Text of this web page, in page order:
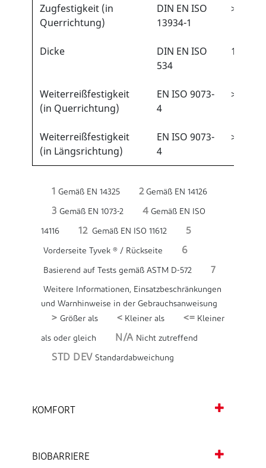
Zugfestigkeit (in
Querrichtung)
DIN EN ISO
13934-1
>60 N
Dicke
DIN EN ISO
534
150 µm
Weiterreißfestigkeit
(in Querrichtung)
EN ISO 9073-
4
>10 N
Weiterreißfestigkeit
(in Längsrichtung)
EN ISO 9073-
4
>10 N
1 Gemäß EN 14325 2Gemäß EN 14126
3 Gemäß EN 1073-2 4 Gemäß EN ISO
14116 12Gemäß EN ISO 11612 5
Vorderseite Tyvek ® / Rückseite 6
Basierend auf Tests gemäß ASTM D-572 7
Weitere Informationen, Einsatzbeschränkungen
und Warnhinweise in der Gebrauchsanweisung
> Größer als < Kleiner als <= Kleiner
als oder gleich N/A Nicht zutreffend
STD DEV Standardabweichung
KOMFORT
BIOBARRIERE